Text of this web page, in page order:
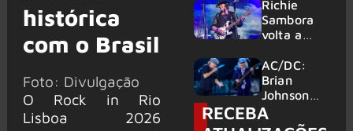
histórica
com o Brasil
Foto: Divulgação
O Rock in Rio
Lisboa 2026
HELLOWE
EN:
Gigantes
anunciados
no Wacken
2027
Richie
Sambora
volta a
clássicos
do Bon
Jovi com o
supergrupo
Kings of
AC/DC:
Brian
Johnson
quase é
atingido
RECEBA